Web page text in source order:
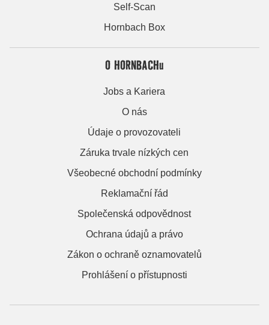
Self-Scan
Hornbach Box
O HORNBACHu
Jobs a Kariera
O nás
Údaje o provozovateli
Záruka trvale nízkých cen
Všeobecné obchodní podmínky
Reklamační řád
Společenská odpovědnost
Ochrana údajů a právo
Zákon o ochraně oznamovatelů
Prohlášení o přístupnosti